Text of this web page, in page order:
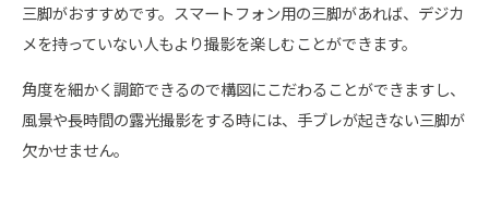
三脚がおすすめです。スマートフォン用の三脚があれば、デジカ
メを持っていない人もより撮影を楽しむことができます。
角度を細かく調節できるので構図にこだわることができますし、
風景や長時間の露光撮影をする時には、手ブレが起きない三脚が
欠かせません。